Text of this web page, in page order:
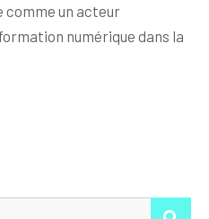
comme un acteur
numérique dans la